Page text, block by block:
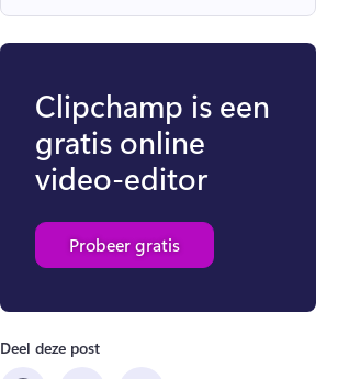
Clipchamp is een
gratis online
video-editor
Probeer gratis
Deel deze post